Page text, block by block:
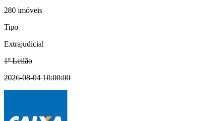
280 imóveis
Tipo
Extrajudicial
1º Leilão
2026-08-04 10:00:00